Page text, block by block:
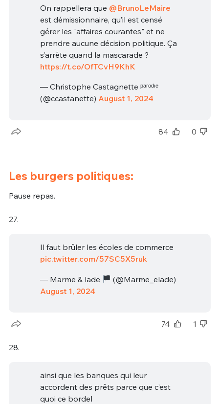
On rappellera que @BrunoLeMaire
est démissionnaire, qu’il est censé
gérer les "affaires courantes" et ne
prendre aucune décision politique. Ça
s’arrête quand la mascarade ?
https://t.co/OfTCvH9KhK
— Christophe Castagnette ᵖᵃʳᵒᵈᶦᵉ
(@ccastanette) August 1, 2024
84 0
Les burgers politiques:
Pause repas.
27.
Il faut brûler les écoles de commerce
pic.twitter.com/57SC5X5ruk
— Marme & lade
(@Marme_elade)
August 1, 2024
74 1
28.
ainsi que les banques qui leur
accordent des prêts parce que c’est
quoi ce bordel